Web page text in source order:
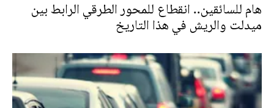
هام للسائقين.. انقطاع للمحور الطرقي الرابط بين
ميدلت والريش في هذا التاريخ